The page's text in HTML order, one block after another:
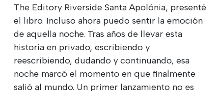
The Editory Riverside Santa Apolónia, presenté
el libro. Incluso ahora puedo sentir la emoción
de aquella noche. Tras años de llevar esta
historia en privado, escribiendo y
reescribiendo, dudando y continuando, esa
noche marcó el momento en que finalmente
salió al mundo. Un primer lanzamiento no es